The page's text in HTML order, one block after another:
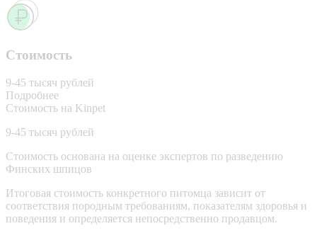
Стоимость
9-45 тысяч рублей
Подробнее
Стоимость на Kinpet
9-45 тысяч рублей
Стоимость основана на оценке экспертов по разведению
Финских шпицов
Итоговая стоимость конкретного питомца зависит от
соответствия породным требованиям, показателям здоровья и
поведения и определяется непосредственно продавцом.